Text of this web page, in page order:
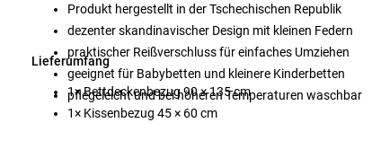
Produkt hergestellt in der Tschechischen Republik
dezenter skandinavischer Design mit kleinen Federn
praktischer Reißverschluss für einfaches Umziehen
geeignet für Babybetten und kleinere Kinderbetten
pflegeleicht und bei höheren Temperaturen waschbar
Lieferumfang
1× Bettdeckenbezug 90 × 135 cm
1× Kissenbezug 45 × 60 cm